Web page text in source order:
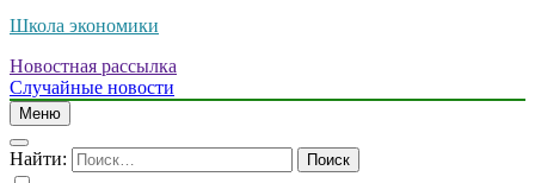
Школа экономики
Новостная рассылка
Случайные новости
Меню
Найти: